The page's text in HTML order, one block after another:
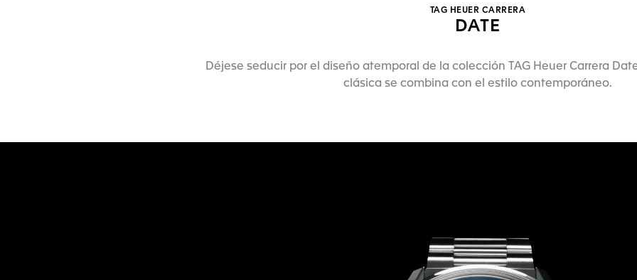
TAG HEUER CARRERA
DATE
Déjese seducir por el diseño atemporal de la colección TAG Heuer Carrera
clásica se combina con el estilo contemporáneo.